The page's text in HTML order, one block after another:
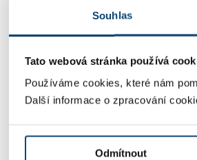
Souhlas
Tato webová stránka používá
Používáme cookies, které nám
Další informace o zpracování
Odmítnout
ze SuperFaktury online